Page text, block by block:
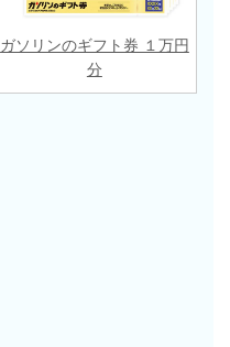
ガソリンのギフト券 １万円
分